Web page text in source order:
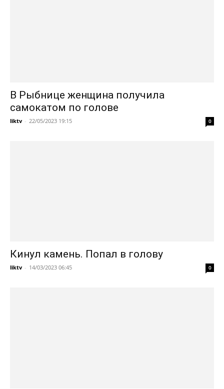
В Рыбнице женщина получила
самокатом по голове
liktv - 22/05/2023 19:15 0
Кинул камень. Попал в голову
liktv - 14/03/2023 06:45 0